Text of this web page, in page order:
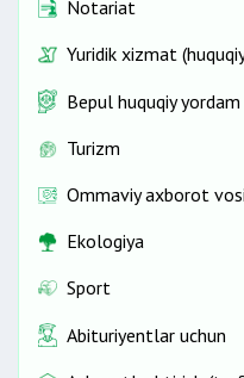
Notariat
Yuridik xizmat
Bepul huquqiy yordam
Turizm
Ommaviy axborot
Ekologiya
Sport
Abituriyentlar uchun